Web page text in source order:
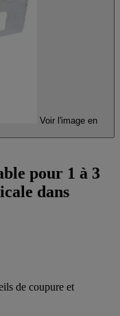
Voir l'image en
pour 1 à 3
dans
de coupure et